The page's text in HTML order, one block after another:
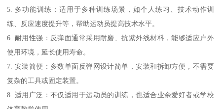
5. 多功能训练：适用于多种训练场景，如个人练习、技术动作训
练、反应速度提升等，帮助运动员提高技术水平。
6. 耐用性强：反弹面通常采用耐磨、抗紫外线材料，能够适应户外
使用环境，延长使用寿命。
7. 安装简便：多数单面反弹网设计简单，安装和拆卸方便，不需要
复杂的工具或固定装置。
8. 适用广泛：不仅适用于运动员的训练，也适合业余爱好者或学校